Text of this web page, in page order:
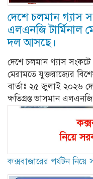
দেশে চলমান গ্যাস
এলএনজি টার্মিনাল
দল আসছে।
দেশে চলমান গ্যাস সংকটে
মেরামতে যুক্তরাজ্যের
বার্তাঃ ২৫ জুলাই ২০২৬
ক্ষতিগ্রস্ত ভাসমান
কক্সবাজারের পর্যটন